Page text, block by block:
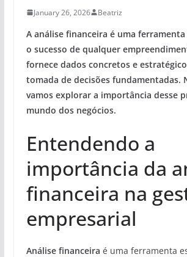
January 26, 2026 Beatriz
A análise financeira é uma ferramenta
o sucesso de qualquer
fornece dados concretos e
tomada de decisões fundamentadas.
vamos explorar a importância desse
mundo dos negócios.
Entendendo a
importância da
financeira na
empresarial
Análise financeira é uma ferramenta